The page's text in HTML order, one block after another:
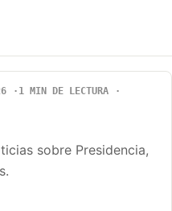
1 MIN DE LECTURA
sobre Presidencia,